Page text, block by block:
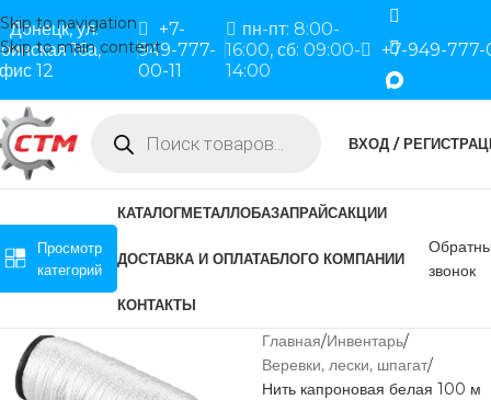
Skip to navigation
Skip to main content
Донецк, ул.
16а,
12
+7-
949-777-
00-11
пн-пт: 8:00-
16:00, сб: 09:00-
14:00
+7-949-777-
ВХОД /
Просмотр
категорий
КАТАЛОГМЕТАЛЛОБАЗАПРАЙСАКЦИИ
ДОСТАВКА И ОПЛАТАБЛОГО КОМПАНИИ
КОНТАКТЫ
звонок
Главная Инвентарь
Веревки, лески, шпагат
Нить капроновая белая 100 м